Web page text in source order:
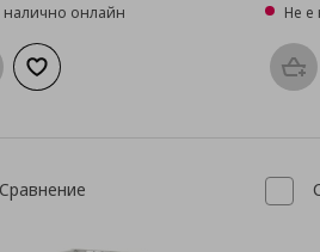
налично онлайн
στο καλάθι
Добави към списъка с любими
Не е
Сравнение